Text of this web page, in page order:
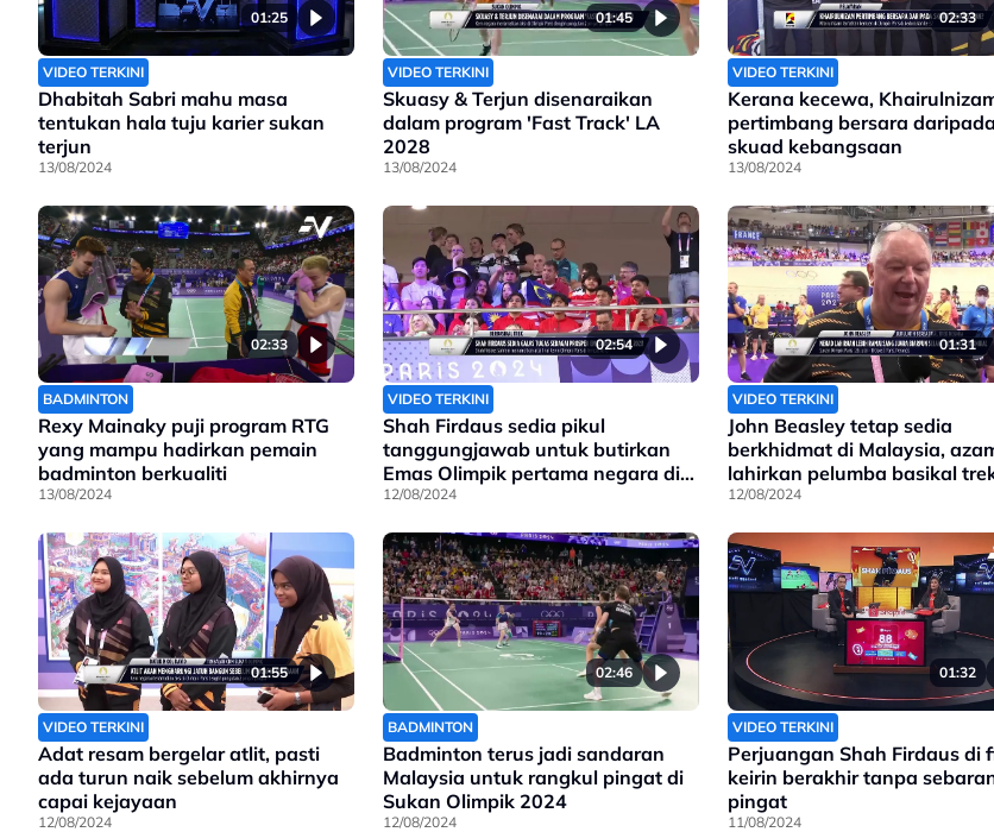
01:25
VIDEO TERKINI
Dhabitah Sabri mahu masa
tentukan hala tuju karier sukan
terjun
13/08/2024
01:45
VIDEO TERKINI
Skuasy & Terjun disenaraikan
dalam program 'Fast Track' LA
2028
13/08/2024
02:33
VIDEO TERKINI
Kerana kecewa,
pertimbang bersara daripada
skuad kebangsaan
13/08/2024
02:33
BADMINTON
Rexy Mainaky puji program RTG
yang mampu hadirkan pemain
badminton berkualiti
13/08/2024
02:54
VIDEO TERKINI
Shah Firdaus sedia pikul
tanggungjawab untuk butirkan
Emas Olimpik pertama negara di
LA 2028
12/08/2024
01:31
VIDEO TERKINI
John Beasley tetap sedia
berkhidmat di Malaysia,
lahirkan pelumba basikal
sehebat Datuk Azizulhasni
12/08/2024
01:55
VIDEO TERKINI
Adat resam bergelar atlit, pasti
ada turun naik sebelum akhirnya
capai kejayaan
12/08/2024
02:46
BADMINTON
Badminton terus jadi sandaran
Malaysia untuk rangkul pingat di
Sukan Olimpik 2024
12/08/2024
01:32
VIDEO TERKINI
Perjuangan Shah Firdaus di
keirin berakhir tanpa
pingat
11/08/2024